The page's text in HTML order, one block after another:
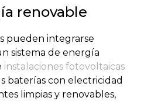
renovable
pueden integrarse
sistema de energía
instalaciones fotovoltaicas
baterías con electricidad
limpias y renovables,